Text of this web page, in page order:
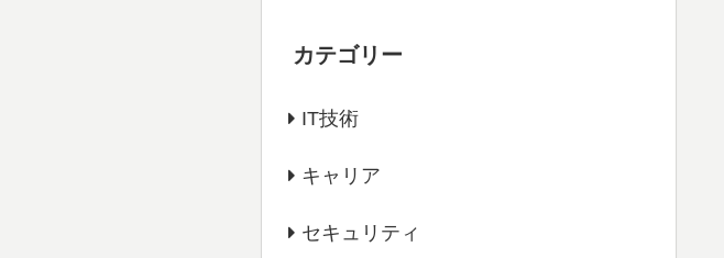
カテゴリー
IT技術
キャリア
セキュリティ